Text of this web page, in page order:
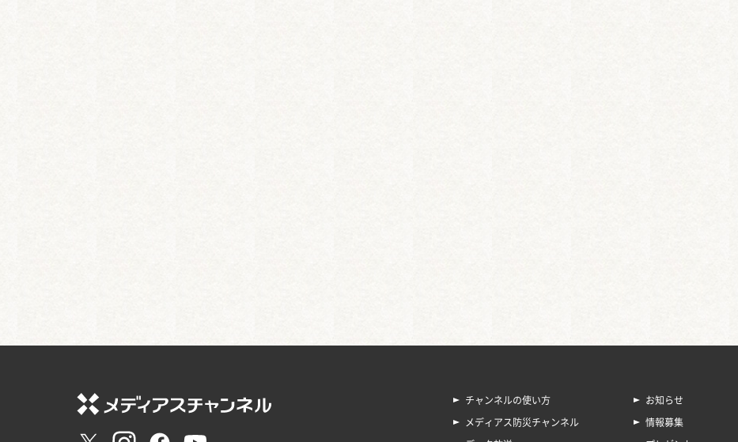
チャンネルの使い方
メディアス防災チャンネル
お知らせ
情報募集